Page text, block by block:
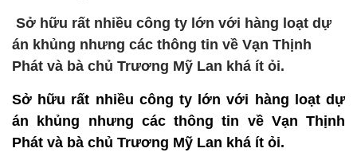
Sở hữu rất nhiều công ty lớn với hàng loạt dự
án khủng nhưng các thông tin về Vạn Thịnh
Phát và bà chủ Trương Mỹ Lan khá ít ỏi.
Sở hữu rất nhiều công ty lớn với hàng loạt dự
án khủng nhưng các thông tin về Vạn Thịnh
Phát và bà chủ Trương Mỹ Lan khá ít ỏi.